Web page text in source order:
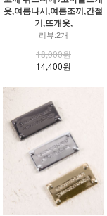
옷,여름나시,여름조끼,간절
기,뜨개옷,
리뷰:2개
18,000원
14,400원